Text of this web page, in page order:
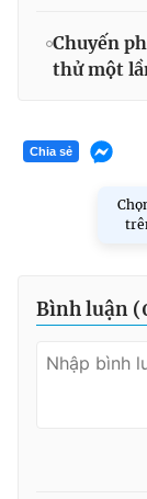
Chuyến
thử một
Chia sẻ
Bình luận (